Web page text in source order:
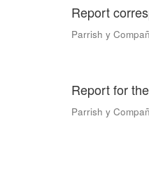
Report
Parrish y
Report for
Parrish y